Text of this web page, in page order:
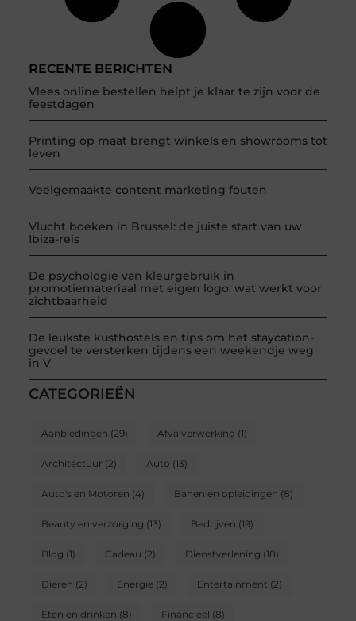
RECENTE BERICHTEN
Vlees online bestellen helpt je klaar te zijn voor de
feestdagen
Printing op maat brengt winkels en showrooms tot
leven
Veelgemaakte content marketing fouten
Vlucht boeken in Brussel: de juiste start van uw
Ibiza-reis
De psychologie van kleurgebruik in
promotiemateriaal met eigen logo: wat werkt voor
zichtbaarheid
De leukste kusthostels en tips om het staycation-
gevoel te versterken tijdens een weekendje weg
in V
CATEGORIEËN
Aanbiedingen (29) Afvalverwerking (1)
Architectuur (2) Auto (13)
Auto's en Motoren (4) Banen en opleidingen (8)
Beauty en verzorging (13) Bedrijven (19)
Blog (1) Cadeau (2) Dienstverlening (18)
Dieren (2) Energie(2) Entertainment (2)
Eten en drinken (8) Financieel (8)